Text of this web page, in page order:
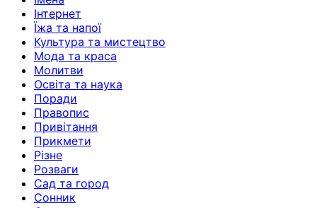
Інтернет
Їжа та напої
Культура та мистецтво
Мода та краса
Молитви
Освіта та наука
Поради
Правопис
Привітання
Прикмети
Різне
Розваги
Сад та город
Сонник